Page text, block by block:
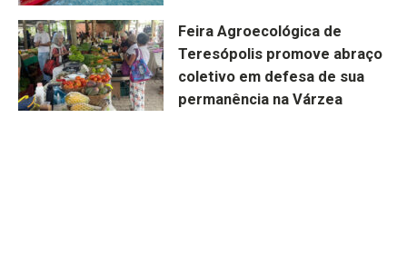
Feira Agroecológica de
Teresópolis promove abraço
coletivo em defesa de sua
permanência na Várzea